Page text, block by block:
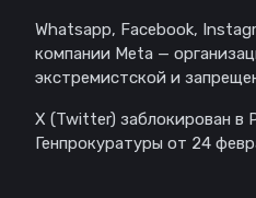
Whatsapp, Facebook,
компании Meta —
экстремистской и
X (Twitter) заблокирован в
Генпрокуратуры от 24